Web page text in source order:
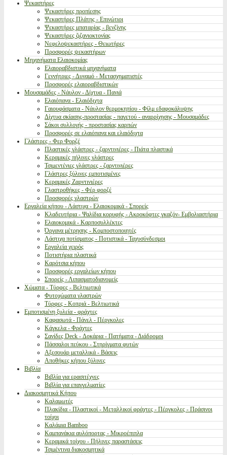
Ψεκαστήρες
Ψεκαστήρες προπίεσης
Ψεκαστήρες Πλάτης - Επινώτιοι
Ψεκαστήρες μπαταρίας - βενζίνης
Ψεκαστήρες ζιζανιοκτονίας
Νεφελοψεκαστήρες - Θειωτήρες
Προσφορές ψεκαστήρων
Μηχανήματα Ελαιοκομίας
Ελαιοραβδιστικά μηχανήματα
Γεννήτριες - Δυναμό - Μετασχηματιστές
Προσφορές ελαιοραβδιστικών
Μουσαμάδες - Νάυλον - Δίχτυα - Πανιά
Ελαιόπανα - Ελαιόδιχτα
Γαιουφάσματα - Νάυλον θερμοκηπίου - Φίλμ εδαφοκάλυψης
Δίχτυα σκίασης-προστασίας - παγετού - αναρρίχησης - Μουσαμάδες
Σάκοι συλλογής - προστασίας καρπών
Προσφορές σε ελαιόπανα και ελαιόδιχτα
Γλάστρες - Φερ Φορζέ
Πλαστικές γλάστρες - ζαρντινιέρες - Πιάτα πλαστικά
Κεραμικές πήλινες γλάστρες
Τσιμεντένιες γλάστρες - ζαρντινιέρες
Γλάστρες ξύλινες εμποτισμένες
Κεραμικές Ζαρντινιέρες
Γλαστροθήκες - Φέρ φορζέ
Προσφορές γλαστρών
Εργαλεία κήπου - Λάστιχα - Ελαιοκομικά - Σπορείς
Κλαδευτήρια - Ψαλίδια κορυφής - Ακροκόφτες γκαζόν- Εμβολιαστήρια
Ελαιοκομικά - Καρποσυλλέκτες
Όργανα μέτρησης - Κομποστοποιητές
Λάστιχα ποτίσματος - Ποτιστικά - Ταχυσύνδεσμοι
Εργαλεία χειρός
Ποτιστήρια πλαστικά
Καρότσια κήπου
Προσφορές εργαλείων κήπου
Σπορείς - Λιπασματοδιανομείς
Χώματα - Τύρφες - Βελτιωτικά
Φυτοχώματα γλαστρών
Τύρφες - Κοπριά - Βελτιωτικά
Εμποτισμένη ξυλεία - φράχτες
Καφασωτά - Πάνελ - Πέργκολες
Κάγκελα - Φράχτες
Σανίδες Deck - Δοκάρια - Πατήματα - Διάδρομοι
Πάσσαλοι πεύκου - Στηρίγματα φυτών
Αξεσουάρ μεταλλικά - Βάσεις
Αποθήκες κήπου ξύλινες
Βιβλία
Βιβλία για ερασιτέχνες
Βιβλία για επαγγελματίες
Διακοσμητικά Κήπου
Καλαμωτές
Πλακίδια - Πλαστικοί - Μεταλλικοί φράχτες - Πέργκολες - Πράσινοι
τοίχοι
Καλάμια Bamboo
Καμπανάκια αυλόπορτας - Μικροέπιπλα
Κεραμικά τοίχου - Πήλινες παραστάσεις
Τσιμέντινα διακοσμητικά